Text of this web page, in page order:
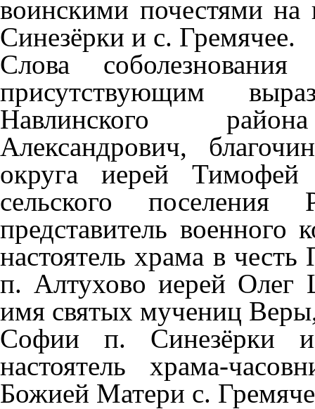
воинскими почестями
Синезёрки и с. Гремячее.
Слова
присутствующим
Навлинского
Александрович,
округа иерей Тимофей
сельского
представитель военного
настоятель храма в
п. Алтухово иерей Олег
имя святых мучениц
Софии п. Синезёрки
настоятель храма-
Божией Матери с.